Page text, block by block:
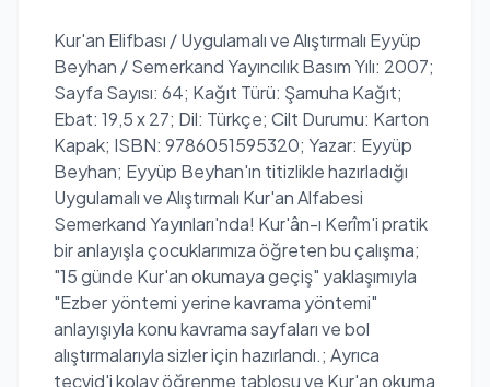
Kur'an Elifbası / Uygulamalı ve Alıştırmalı Eyyüp
Beyhan / Semerkand Yayıncılık Basım Yılı: 2007;
Sayfa Sayısı: 64; Kağıt Türü: Şamuha Kağıt;
Ebat: 19,5 x 27; Dil: Türkçe; Cilt Durumu: Karton
Kapak; ISBN: 9786051595320; Yazar: Eyyüp
Beyhan; Eyyüp Beyhan'ın titizlikle hazırladığı
Uygulamalı ve Alıştırmalı Kur'an Alfabesi
Semerkand Yayınları'nda! Kur'ân-ı Kerîm'i pratik
bir anlayışla çocuklarımıza öğreten bu çalışma;
"15 günde Kur'an okumaya geçiş" yaklaşımıyla
"Ezber yöntemi yerine kavrama yöntemi"
anlayışıyla konu kavrama sayfaları ve bol
alıştırmalarıyla sizler için hazırlandı.; Ayrıca
tecvid'i kolay öğrenme tablosu ve Kur'an okuma